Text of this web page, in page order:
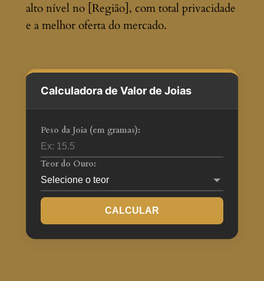
alto nível no [Região], com total privacidade
e a melhor oferta do mercado.
Calculadora de Valor de Joias
Peso da Joia (em gramas):
Teor do Ouro:
CALCULAR